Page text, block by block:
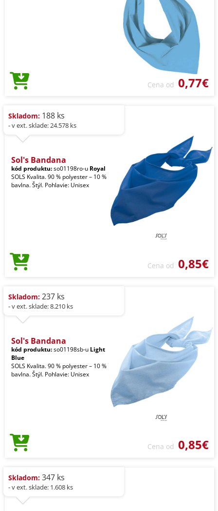
Cena od 0,77€
Skladom: 188 ks
- v ext. sklade: 24.578 ks
Sol's Bandana
kód produktu:so01198ro-u Royal
SOLS Kvalita. 90 % polyester – 10 %
bavlna. Štýl. Pohlavie: Unisex
Cena od 0,85€
Skladom: 237 ks
- v ext. sklade: 8.210 ks
Sol's Bandana
kód produktu:so01198sb-u Light
Blue
SOLS Kvalita. 90 % polyester – 10 %
bavlna. Štýl. Pohlavie: Unisex
Cena od 0,85€
Skladom: 347 ks
- v ext. sklade: 1.608 ks